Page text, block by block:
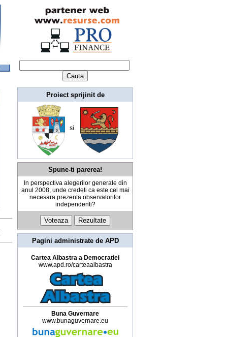
Proiect sprijinit de
si
Spune-ti parerea!
In perspectiva alegerilor generale din
anul 2008, unde credeti ca este cel mai
necesara prezenta observatorilor
independenti?
Pagini administrate de APD
Cartea Albastra a Democratiei
www.apd.ro/carteaalbastra
Buna Guvernare
www.bunaguvernare.eu